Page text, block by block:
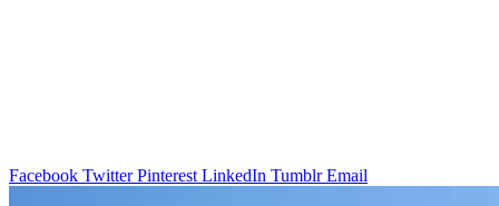
Facebook Twitter Pinterest LinkedIn Tumblr Email